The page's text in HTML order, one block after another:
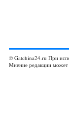
© Gatchina24.ru При
Мнение редакции может